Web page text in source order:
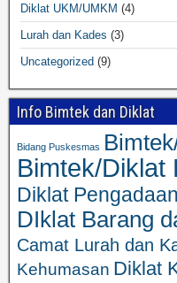
Diklat UKM/UMKM (4)
Lurah dan Kades (3)
Uncategorized (9)
Info Bimtek dan Diklat
Bidang Puskesmas
Bimtek/Diklat
Diklat
DIklat Barang
Camat Lurah dan
Kehumasan Diklat